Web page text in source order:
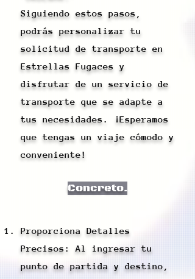
Siguiendo estos pasos,
podrás personalizar tu
solicitud de transporte en
Estrellas Fugaces y
disfrutar de un servicio de
transporte que se adapte a
tus necesidades. ¡Esperamos
que tengas un viaje cómodo y
conveniente!
Concreto.
Proporciona Detalles
Precisos: Al ingresar tu
punto de partida y destino,